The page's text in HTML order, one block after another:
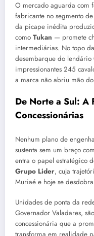
O mercado aguarda com
fabricante no segmento
da picape inédita
como Tukan — promete
intermediárias. No topo
desembarque do lendário
impressionantes 245
a marca não abriu mão
De Norte a Sul: A
Concessionárias
Nenhum plano de
sustenta sem um braço
entra o papel estratégico
Grupo Lider, cuja
Muriaé e hoje se
Unidades de ponta da
Governador Valadares,
concessionária que a